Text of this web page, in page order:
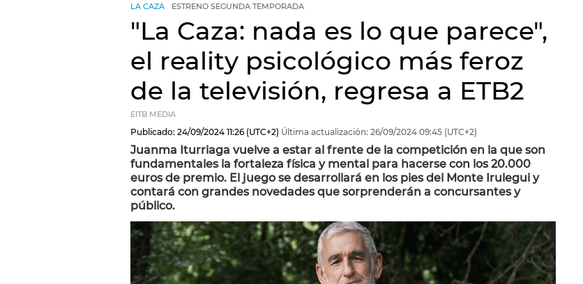
LA CAZA ESTRENO SEGUNDA TEMPORADA
"La Caza: nada es lo que parece",
el reality psicológico más feroz
de la televisión, regresa a ETB2
EITB MEDIA
Publicado: 24/09/2024 11:26 (UTC+2) Última actualización: 26/09/2024 09:45 (UTC+2)
Juanma Iturriaga vuelve a estar al frente de la competición en la que son
fundamentales la fortaleza física y mental para hacerse con los 20.000
euros de premio. El juego se desarrollará en los pies del Monte Irulegui y
contará con grandes novedades que sorprenderán a concursantes y
público.